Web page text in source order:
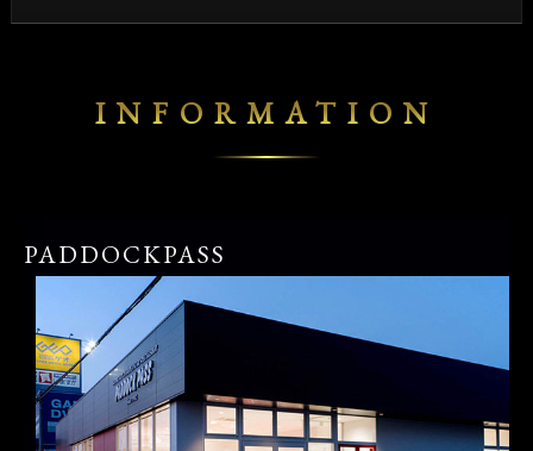
INFORMATION
PADDOCKPASS